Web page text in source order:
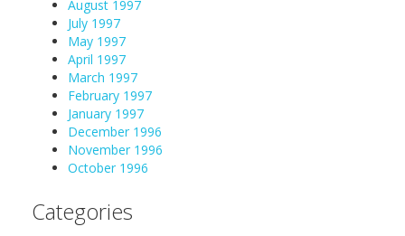
August 1997
July 1997
May 1997
April 1997
March 1997
February 1997
January 1997
December 1996
November 1996
October 1996
Categories